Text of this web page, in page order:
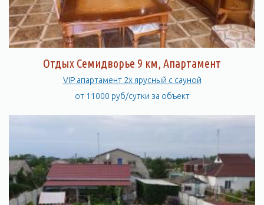
Отдых Семидворье 9 км, Апартамент
VIP апартамент 2х ярусный с сауной
от 11000 руб/сутки за объект